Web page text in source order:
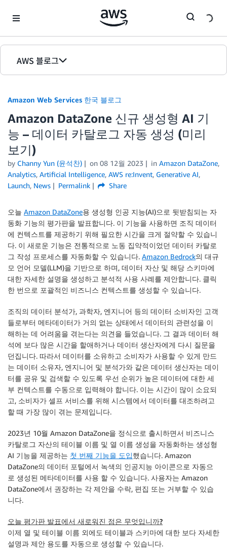
AWS 블로그
홈
에디션
Amazon Web Services 한국 블로그
Amazon DataZone 신규 생성형 AI 기
능 – 데이터 카탈로그 자동 생성 (미리
보기)
by Channy Yun (윤석찬) on 08 12월 2023 in Amazon DataZone,
Analytics, Artificial Intelligence, AWS re:Invent, Generative AI,
Launch, News Permalink Share
오늘 Amazon DataZone용 생성형 인공 지능(AI)으로 뒷받침되는 자
동화 기능의 평가판을 발표합니다. 이 기능을 사용하면 조직 데이터
에 컨텍스트를 제공하기 위해 필요한 시간을 크게 절약할 수 있습니
다. 이 새로운 기능은 전통적으로 노동 집약적이었던 데이터 카탈로
그 작성 프로세스를 자동화할 수 있습니다. Amazon Bedrock의 대규
모 언어 모델(LLM)을 기반으로 하며, 데이터 자산 및 해당 스키마에
대한 자세한 설명을 생성하고 분석적 사용 사례를 제안합니다. 클릭
한 번으로 포괄적인 비즈니스 컨텍스트를 생성할 수 있습니다.
조직의 데이터 분석가, 과학자, 엔지니어 등의 데이터 소비자인 고객
들로부터 메타데이터가 거의 없는 상태에서 데이터의 관련성을 이
해하는 데 어려움을 겪는다는 의견을 들었습니다. 그 결과 데이터 해
석에 보다 많은 시간을 할애하거나 데이터 생산자에게 다시 질문을
던집니다. 따라서 데이터를 소유하고 소비자가 사용할 수 있게 만드
는 데이터 소유자, 엔지니어 및 분석가와 같은 데이터 생산자는 데이
터를 공유 및 검색할 수 있도록 우선 순위가 높은 데이터에 대한 세
부 컨텍스트를 수동으로 입력해야 합니다. 이는 시간이 많이 소요되
고, 소비자가 셀프 서비스를 위해 시스템에서 데이터를 대조하려고
할 때 가장 많이 겪는 문제입니다.
2023년 10월 Amazon DataZone을 정식으로 출시하면서 비즈니스
카탈로그 자산의 테이블 이름 및 열 이름 생성을 자동화하는 생성형
AI 기능을 제공하는 첫 번째 기능을 도입했습니다. Amazon
DataZone의 데이터 포털에서 녹색의 인공지능 아이콘으로 자동으
로 생성된 메타데이터를 사용 할 수 있습니다. 사용자는 Amazon
DataZone에서 권장하는 각 제안을 수락, 편집 또는 거부할 수 있습
니다.
오늘 평가판 발표에서 새로워진 점은 무엇입니까?
이제 열 및 테이블 이름 외에도 테이블과 스키마에 대한 보다 자세한
설명과 제안 용도를 자동으로 생성할 수 있습니다.